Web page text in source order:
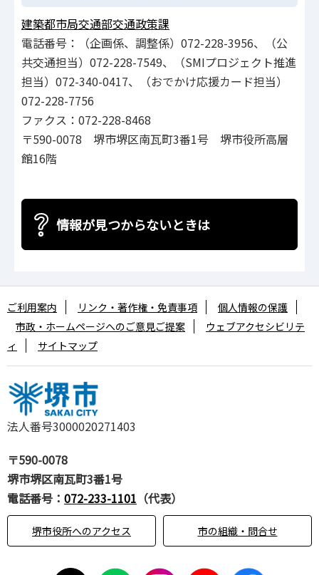
建築都市局交通部交通政策課
電話番号：（企画係、調整係）072-228-3956、（公
共交通担当）072-228-7549、（SMIプロジェクト推進
担当）072-340-0417、（おでかけ応援カード担当）
072-228-7756
ファクス：072-228-8468
〒590-0078 堺市堺区南瓦町3番1号 堺市役所高層
館16階
情報が見つからないときは
法人番号3000020271403
〒590-0078
堺市堺区南瓦町3番1号
電話番号： 072-233-1101 （代表）
堺市役所へのアクセス 市の組織・問合せ
ご利用案内 リンク・著作権・免責事項
個人情報の保護
市政・ホームページへのご意見ご提案
ウェブアクセシビリテ
ィ
サイトマップ